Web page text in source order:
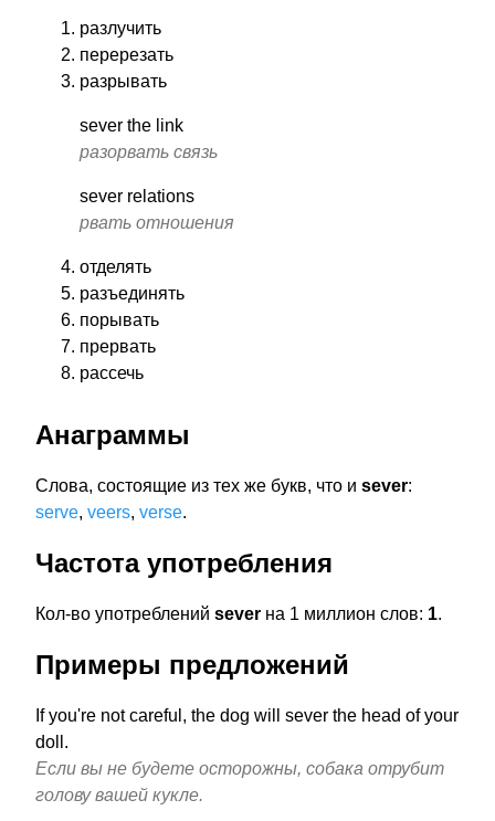
разлучить
перерезать
разрывать
sever the link
разорвать связь
sever relations
рвать отношения
отделять
разъединять
порывать
прервать
рассечь
Анаграммы
Слова, состоящие из тех же букв, что и sever:
serve, veers, verse.
Частота употребления
Кол-во употреблений sever на 1 миллион слов: 1.
Примеры предложений
If you're not careful, the dog will sever the head of your
doll.
Если вы не будете осторожны, собака отрубит
голову вашей кукле.